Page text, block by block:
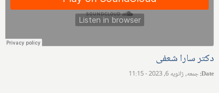
دکتر سارا شعفی
Date
:جمعه, ژانویه 6, 2023 - 11:15